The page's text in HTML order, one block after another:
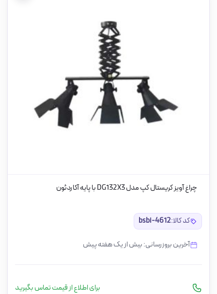
چراغ آویز کریستال کپ مدل DG132X3 با پایه آکاردئون
کد کالا:bsbi-4612
آخرین بروزرسانی: بیش از یک هفته پیش
برای اطلاع از قیمت تماس بگیرید